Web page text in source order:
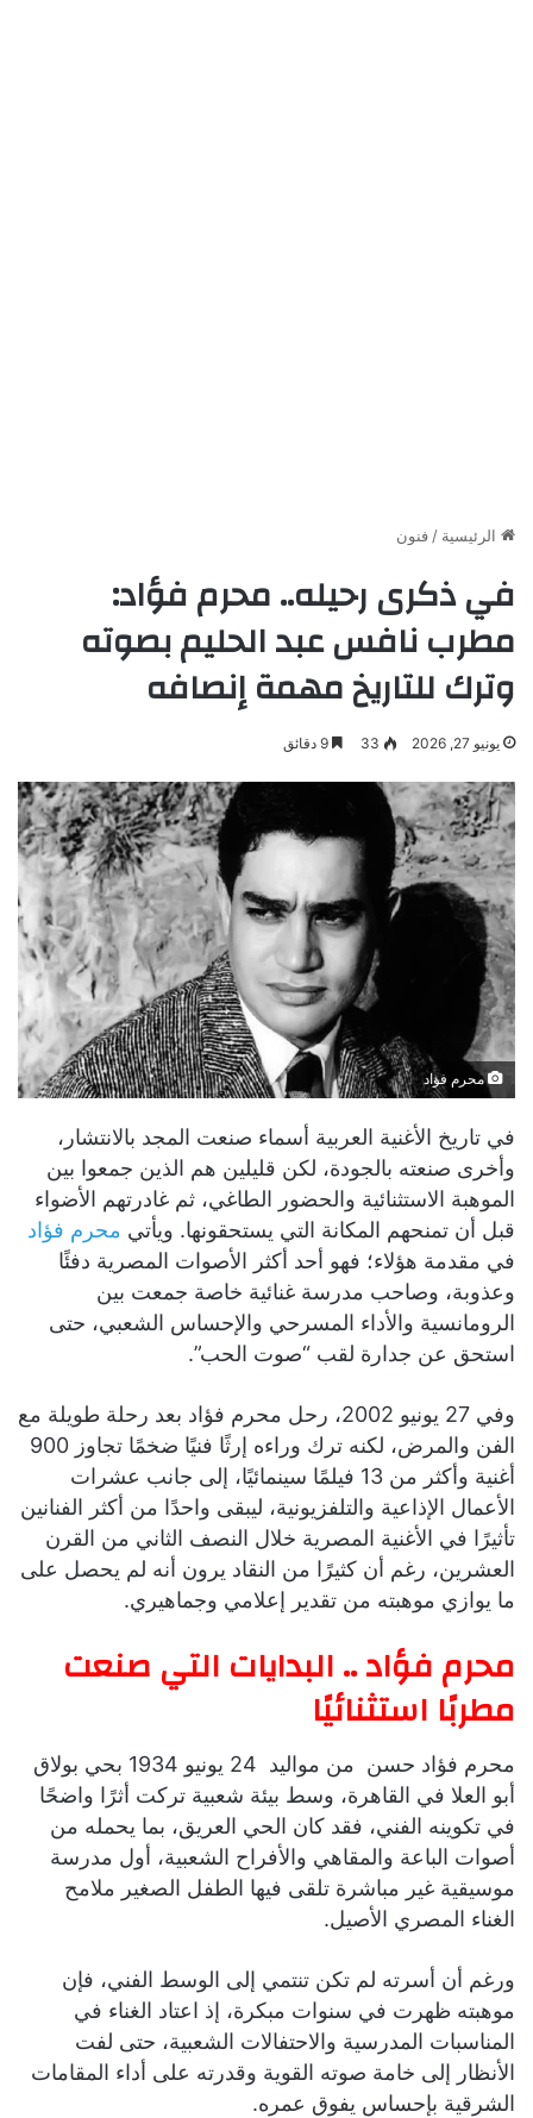
الرئيسية /فنون
في ذكرى رحيله.. محرم فؤاد:
مطرب نافس عبد الحليم بصوته
وترك للتاريخ مهمة إنصافه
يونيو 27, 2026 33
محرم فؤاد
في تاريخ الأغنية العربية أسماء صنعت المجد بالانتشار،
وأخرى صنعته بالجودة، لكن قليلين هم الذين جمعوا بين
الموهبة الاستثنائية والحضور الطاغي، ثم غادرتهم الأضواء
قبل أن تمنحهم المكانة التي يستحقونها. ويأتي محرم فؤاد
في مقدمة هؤلاء؛ فهو أحد أكثر الأصوات المصرية دفئًا
وعذوبة، وصاحب مدرسة غنائية خاصة جمعت بين
الرومانسية والأداء المسرحي والإحساس الشعبي، حتى
استحق عن جدارة لقب “صوت الحب”.
وفي 27 يونيو 2002، رحل محرم فؤاد بعد رحلة طويلة مع
الفن والمرض، لكنه ترك وراءه إرثًا فنيًا ضخمًا تجاوز 900
أغنية وأكثر من 13 فيلمًا سينمائيًا، إلى جانب عشرات
الأعمال الإذاعية والتلفزيونية، ليبقى واحدًا من أكثر الفنانين
تأثيرًا في الأغنية المصرية خلال النصف الثاني من القرن
العشرين، رغم أن كثيرًا من النقاد يرون أنه لم يحصل على
ما يوازي موهبته من تقدير إعلامي وجماهيري.
محرم فؤاد .. البدايات التي صنعت
مطربًا استثنائيًا
محرم فؤاد حسن من مواليد 24 يونيو 1934 بحي بولاق
أبو العلا في القاهرة، وسط بيئة شعبية تركت أثرًا واضحًا
في تكوينه الفني، فقد كان الحي العريق، بما يحمله من
أصوات الباعة والمقاهي والأفراح الشعبية، أول مدرسة
موسيقية غير مباشرة تلقى فيها الطفل الصغير ملامح
الغناء المصري الأصيل.
ورغم أن أسرته لم تكن تنتمي إلى الوسط الفني، فإن
موهبته ظهرت في سنوات مبكرة، إذ اعتاد الغناء في
المناسبات المدرسية والاحتفالات الشعبية، حتى لفت
الأنظار إلى خامة صوته القوية وقدرته على أداء المقامات
الشرقية بإحساس يفوق عمره.